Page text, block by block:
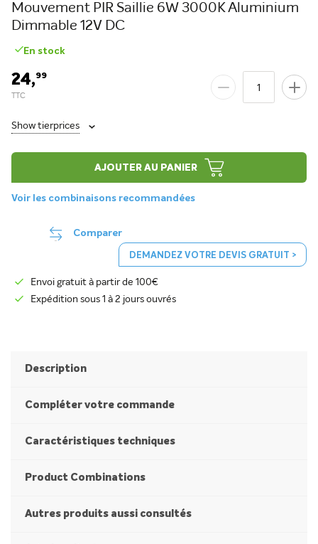
Mouvement PIR Saillie 6W 3000K Aluminium
Dimmable 12V DC
En stock
24,99
Show tierprices
AJOUTER AU PANIER
Voir les combinaisons recommandées
Comparer
DEMANDEZ VOTRE DEVIS GRATUIT >
Envoi gratuit à partir de 100€
Expédition sous 1 à 2 jours ouvrés
Description
Compléter votre commande
Caractéristiques techniques
Product Combinations
Autres produits aussi consultés